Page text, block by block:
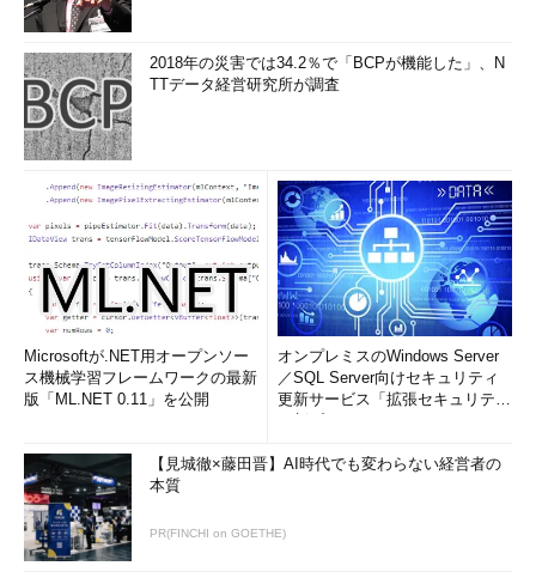
2018年の災害では34.2％で「BCPが機能した」、N
TTデータ経営研究所が調査
Microsoftが.NET用オープンソー
ス機械学習フレームワークの最新
版「ML.NET 0.11」を公開
オンプレミスのWindows Server
／SQL Server向けセキュリティ
更新サービス「拡張セキュリティ
【見城徹×藤田晋】AI時代でも変わらない経営者の
本質
PR(FINCHI on GOETHE)